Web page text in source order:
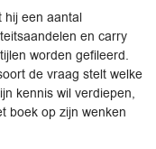
hij een aantal
en carry
worden gefileerd.
de vraag stelt welke
kennis wil verdiepen,
boek op zijn wenken